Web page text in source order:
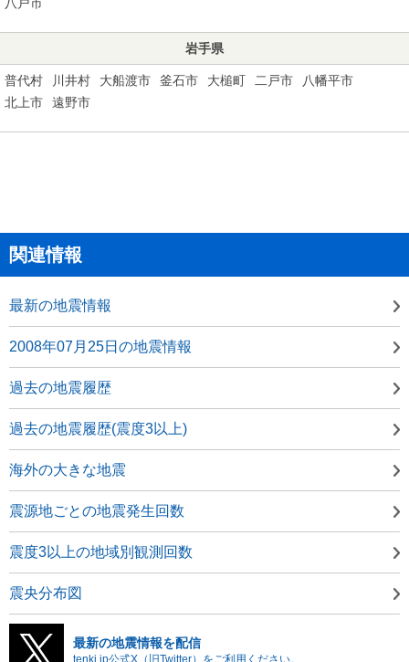
岩手県
普代村 川井村 大船渡市 釜石市 大槌町 二戸市
八幡平市
北上市
遠野市
関連情報
最新の地震情報
2008年07月25日の地震情報
過去の地震履歴
過去の地震履歴(震度3以上)
海外の大きな地震
震源地ごとの地震発生回数
震度3以上の地域別観測回数
震央分布図
最新の地震情報を配信
tenki.jp公式X（旧Twitter）をご利用ください。